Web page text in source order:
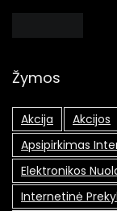
Žymos
Akcija Akcijos
Apsipirkimas
Elektronikos
Internetinė